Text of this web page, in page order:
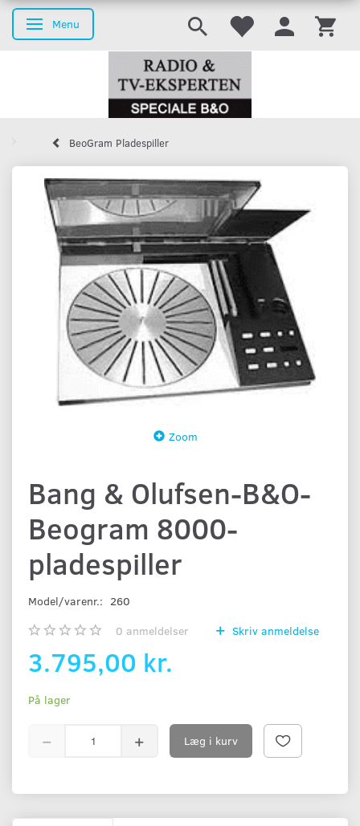
Skifte navigation
Menu
BeoGram Pladespiller
Zoom
Bang & Olufsen-B&O-
Beogram 8000-
pladespiller
Model/varenr.: 260
0 anmeldelser Skriv anmeldelse
3.795,00 kr.
På lager
Læg i kurv